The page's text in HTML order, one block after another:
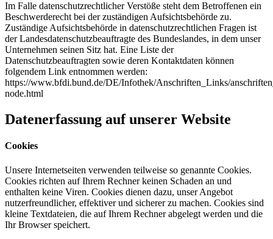
Im Falle datenschutzrechtlicher Verstöße steht dem Betroffenen ein
Beschwerderecht bei der zuständigen Aufsichtsbehörde zu.
Zuständige Aufsichtsbehörde in datenschutzrechtlichen Fragen ist
der Landesdatenschutzbeauftragte des Bundeslandes, in dem unser
Unternehmen seinen Sitz hat. Eine Liste der
Datenschutzbeauftragten sowie deren Kontaktdaten können
folgendem Link entnommen werden:
https://www.bfdi.bund.de/DE/Infothek/Anschriften_Links/
node.html
Datenerfassung auf unserer Website
Cookies
Unsere Internetseiten verwenden teilweise so genannte Cookies.
Cookies richten auf Ihrem Rechner keinen Schaden an und
enthalten keine Viren. Cookies dienen dazu, unser Angebot
nutzerfreundlicher, effektiver und sicherer zu machen. Cookies sind
kleine Textdateien, die auf Ihrem Rechner abgelegt werden und die
Ihr Browser speichert.